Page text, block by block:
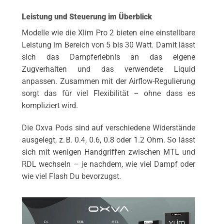
Leistung und Steuerung im Überblick
Modelle wie die Xlim Pro 2 bieten eine einstellbare
Leistung im Bereich von 5 bis 30 Watt. Damit lässt
sich das Dampferlebnis an das eigene
Zugverhalten und das verwendete Liquid
anpassen. Zusammen mit der Airflow-Regulierung
sorgt das für viel Flexibilität – ohne dass es
kompliziert wird.
Die Oxva Pods sind auf verschiedene Widerstände
ausgelegt, z. B. 0.4, 0.6, 0.8 oder 1.2 Ohm. So lässt
sich mit wenigen Handgriffen zwischen MTL und
RDL wechseln – je nachdem, wie viel Dampf oder
wie viel Flash Du bevorzugst.